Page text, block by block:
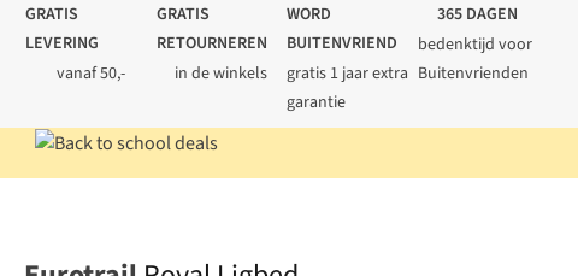
GRATIS
LEVERING
vanaf 50,-
GRATIS
RETOURNEREN
in de winkels
WORD
BUITENVRIEND
gratis 1 jaar extra
garantie
365 DAGEN
bedenktijd voor
Buitenvrienden